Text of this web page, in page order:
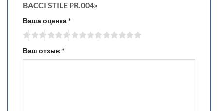
BACCI STILE PR.004»
Ваша оценка*
Ваш отзыв *